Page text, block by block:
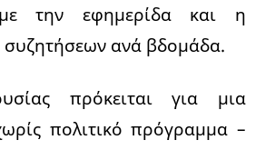
την εφημερίδα και η
ανά βδομάδα.
πρόκειται για μια
πολιτικό πρόγραμμα –